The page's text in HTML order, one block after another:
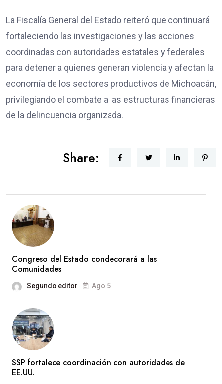
La Fiscalía General del Estado reiteró que continuará
fortaleciendo las investigaciones y las acciones
coordinadas con autoridades estatales y federales
para detener a quienes generan violencia y afectan la
economía de los sectores productivos de Michoacán,
privilegiando el combate a las estructuras financieras
de la delincuencia organizada.
Share:
Congreso del Estado condecorará a las
Comunidades
Segundo editor Ago 5
SSP fortalece coordinación con autoridades de
EE.UU.